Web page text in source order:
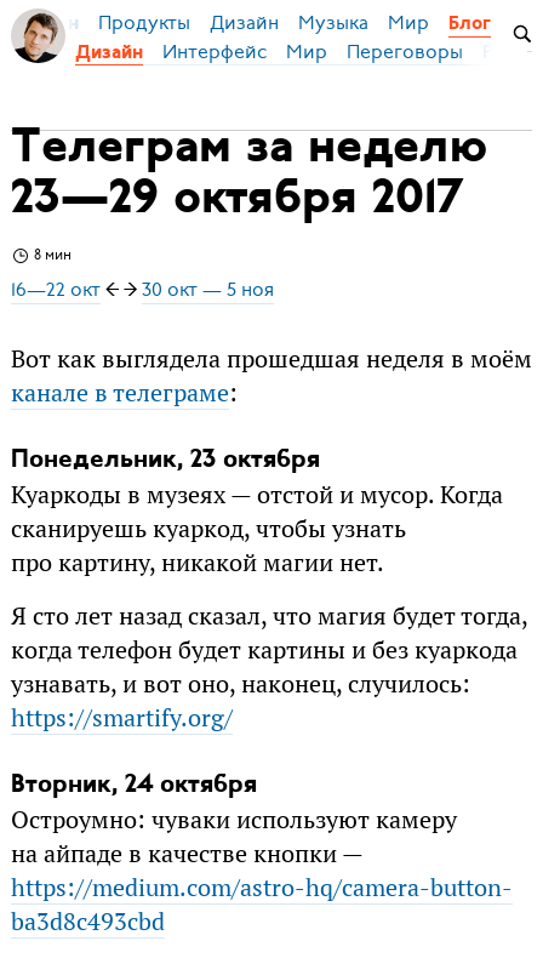
Бирман Продукты Дизайн Музыка Мир
Блог
Дизайн
Интерфейс Мир Переговоры
Телеграм за неделю
23—29 октября 2017
8 мин
16—22 окт← →30 окт — 5 ноя
Вот как выглядела прошедшая неделя в моём
канале в телеграме:
Понедельник, 23 октября
Куаркоды в музеях — отстой и мусор. Когда
сканируешь куаркод, чтобы узнать
про картину, никакой магии нет.
Я сто лет назад сказал, что магия будет тогда,
когда телефон будет картины и без куаркода
узнавать, и вот оно, наконец, случилось:
https://smartify.org/
Вторник, 24 октября
Остроумно: чуваки используют камеру
на айпаде в качестве кнопки —
https://medium.com/astro-hq/camera-button-
ba3d8c493cbd